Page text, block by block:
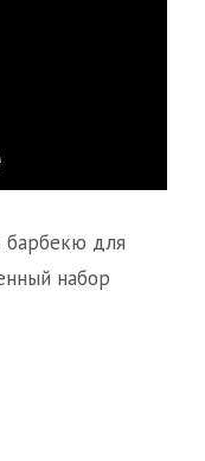
барбекю для
набор